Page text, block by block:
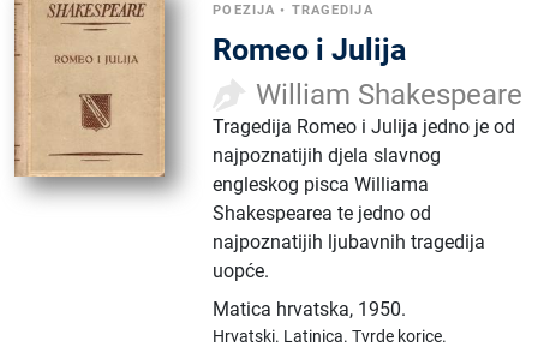
POEZIJA • TRAGEDIJA
Romeo i Julija
William Shakespeare
Tragedija Romeo i Julija jedno je od
najpoznatijih djela slavnog
engleskog pisca Williama
Shakespearea te jedno od
najpoznatijih ljubavnih tragedija
uopće.
Matica hrvatska, 1950.
Hrvatski. Latinica.Tvrde korice.